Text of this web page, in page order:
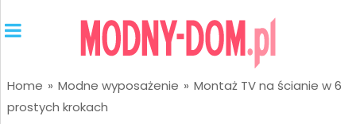
Home » Modne wyposażenie » Montaż TV na ścianie w 6
prostych krokach